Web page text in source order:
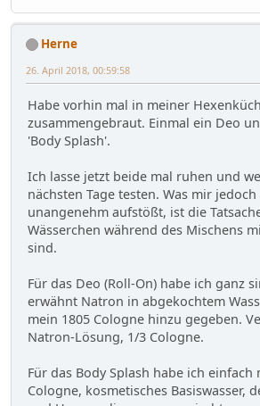
Herne
26. April 2018, 00:59:58
Habe vorhin mal in meiner
zusammengebraut. Einmal ein Deo
'Body Splash'.
Ich lasse jetzt beide mal ruhen und
nächsten Tage testen. Was mir
unangenehm aufstößt, ist die
Wässerchen während des Mischens
sind.
Für das Deo (Roll-On) habe ich ganz
erwähnt Natron in abgekochtem
mein 1805 Cologne hinzu gegeben.
Natron-Lösung, 1/3 Cologne.
Für das Body Splash habe ich einfach
Cologne, kosmetisches Basiswasser,